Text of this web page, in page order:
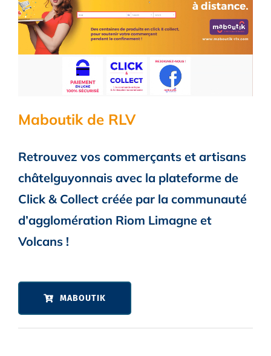
Maboutik de RLV
Retrouvez vos commerçants et artisans
châtelguyonnais avec la plateforme de
Click & Collect créée par la communauté
d’agglomération Riom Limagne et
Volcans !
MABOUTIK